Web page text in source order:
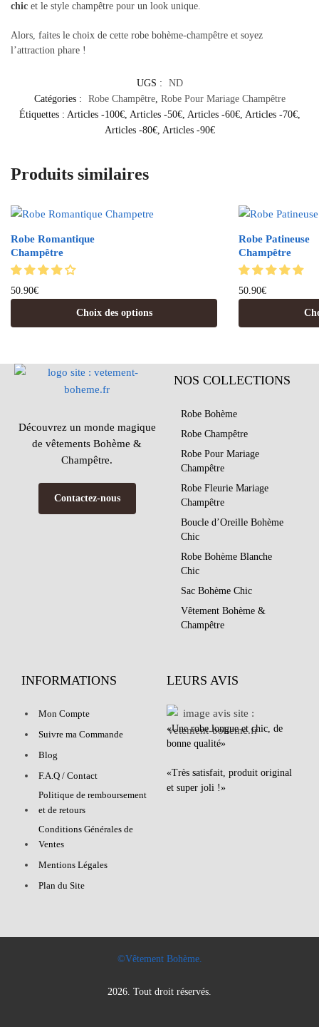
chic et le style champêtre pour un look unique.
Alors, faites le choix de cette robe bohème-champêtre et soyez
l’attraction phare !
UGS :
ND
Catégories :
Robe Champêtre, Robe Pour Mariage Champêtre
Étiquettes : Articles -100€, Articles -50€, Articles -60€, Articles -70€,
Articles -80€, Articles -90€
Produits similaires
Robe Romantique
Champêtre
50.90€
Choix des options
Robe Patineuse
Champêtre
50.90€
Découvrez un monde magique
de vêtements Bohème &
Champêtre.
Contactez-nous
NOS COLLECTIONS
Robe Bohème
Robe Champêtre
Robe Pour Mariage
Champêtre
Robe Fleurie Mariage
Champêtre
Boucle d’Oreille Bohème
Chic
Robe Bohème Blanche
Chic
Sac Bohème Chic
Vêtement Bohème &
Champêtre
INFORMATIONS
Mon Compte
Suivre ma Commande
Blog
F.A.Q / Contact
Politique de remboursement
et de retours
Conditions Générales de
Ventes
Mentions Légales
Plan du Site
LEURS AVIS
«Une robe longue et chic, de
bonne qualité»
«Très satisfait, produit original
et super joli !»
©Vêtement Bohème.
2026. Tout droit réservés.